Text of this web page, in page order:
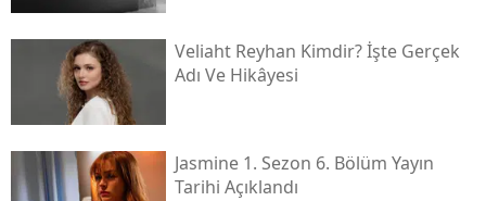
Veliaht Reyhan Kimdir? İşte Gerçek
Adı Ve Hikâyesi
Jasmine 1. Sezon 6. Bölüm Yayın
Tarihi Açıklandı